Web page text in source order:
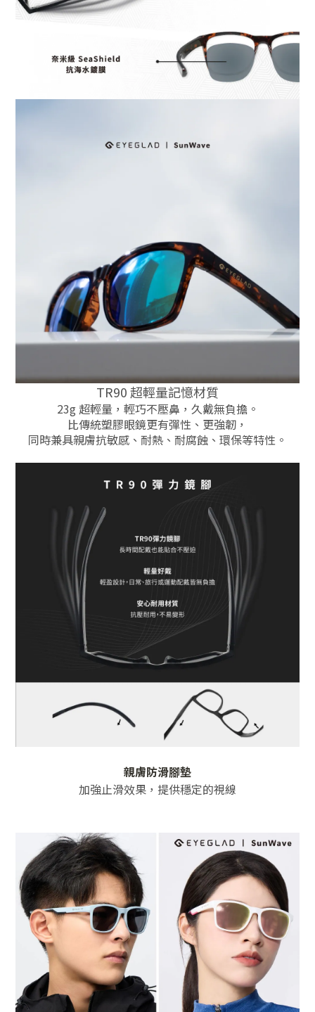
TR90 超輕量記憶材質
23g 超輕量，輕巧不壓鼻，久戴無負擔。
比傳統塑膠眼鏡更有彈性、更強韌，
同時兼具親膚抗敏感、耐熱、耐腐蝕、環保等特性。
親膚防滑腳墊
加強止滑效果，提供穩定的視線